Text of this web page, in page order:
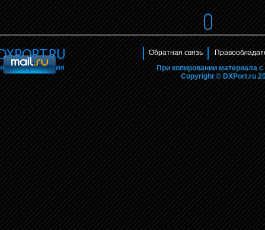
Обратная связь
При копировании материала
Copyright © DXPort.ru